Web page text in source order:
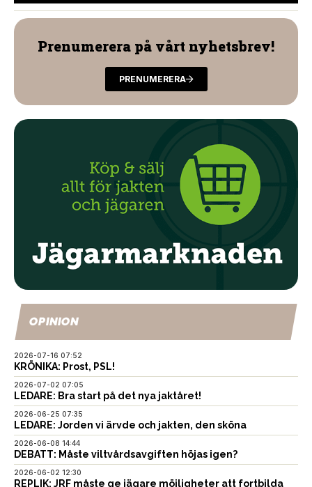
Prenumerera på vårt nyhetsbrev!
PRENUMERERA
OPINION
2026-07-16 07:52
KRÖNIKA: Prost, PSL!
2026-07-02 07:05
LEDARE: Bra start på det nya jaktåret!
2026-06-25 07:35
LEDARE: Jorden vi ärvde och jakten, den sköna
2026-06-08 14:44
DEBATT: Måste viltvårdsavgiften höjas igen?
2026-06-02 12:30
REPLIK: JRF måste ge jägare möjligheter att fortbilda